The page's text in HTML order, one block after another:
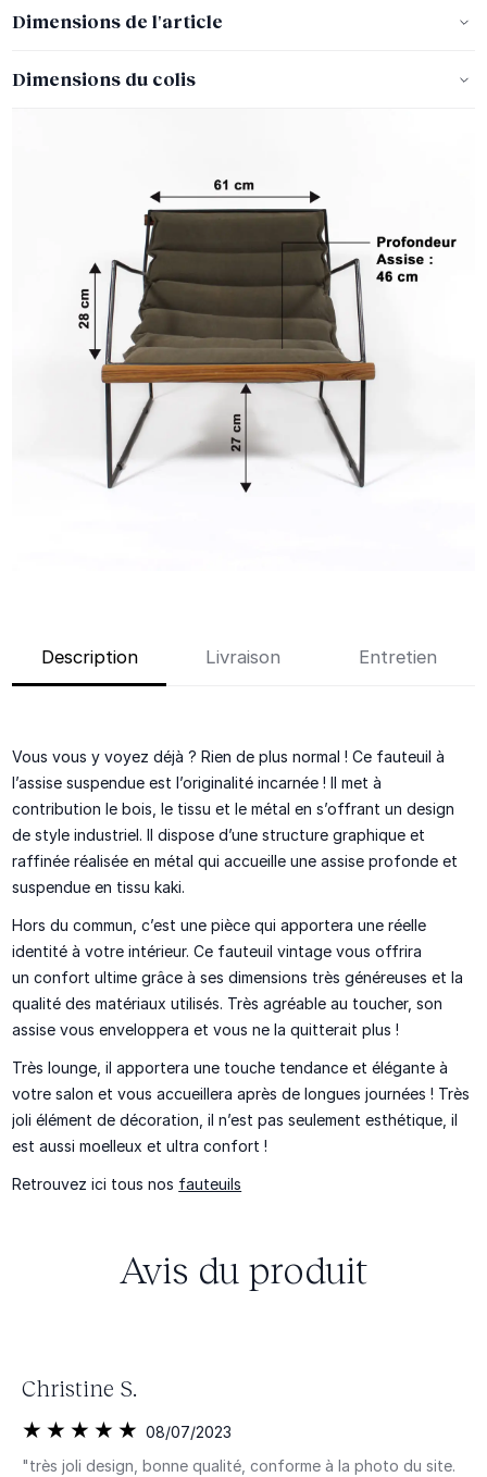
Dimensions de l'article
Dimensions du colis
Description Livraison Entretien
Vous vous y voyez déjà ? Rien de plus normal ! Ce fauteuil à
l’assise suspendue est l’originalité incarnée ! Il met à
contribution lebois, le tissu et le métal en s’offrant un design
de style industriel. Il dispose d’unestructure graphique et
raffinée réalisée enmétal qui accueille une assise profonde et
suspendue en tissu kaki.
Hors du commun , c’est une pièce qui apportera uneréelle
identité à votre intérieur. Ce fauteuil vintage vous offrira
unconfort ultime grâce à ses dimensions très généreuses et la
qualité des matériaux utilisés. Très agréable au toucher, son
assise vous enveloppera et vous ne la quitterait plus !
Très lounge, il apportera une touche tendance et élégante à
votre salon et vous accueillera après de longues journées ! Très
joli élément de décoration , il n’est pas seulement esthétique, il
est aussimoelleux et ultra confort !
Retrouvez ici tous nos fauteuils
Avis du produit
Christine S.
08/07/2023
"très joli design, bonne qualité, conforme à la photo du site.